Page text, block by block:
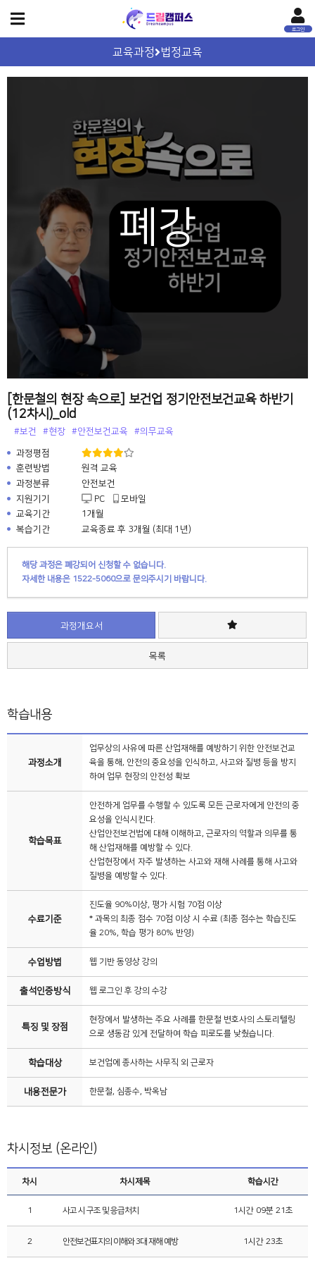
교육과정 법정교육
[한문철의 현장 속으로] 보건업 정기안전보건교육 하반기
(12차시)_old
#보건 #현장 #안전보건교육 #의무교육
과정평점
훈련방법
원격 교육
과정분류
안전보건
지원기기
PC
모바일
교육기간
1개월
복습기간
교육종료 후 3개월 (최대 1년)
해당 과정은 폐강되어 신청할 수 없습니다.
자세한 내용은 1522-5060으로 문의주시기 바랍니다.
과정개요서
목록
학습내용
과정소개
업무상의 사유에 따른 산업재해를 예방하기 위한 안전보건교
육을 통해, 안전의 중요성을 인식하고, 사고와 질병 등을 방지
하여 업무 현장의 안전성 확보
학습목표
안전하게 업무를 수행할 수 있도록 모든 근로자에게 안전의 중
요성을 인식시킨다.
산업안전보건법에 대해 이해하고, 근로자의 역할과 의무를 통
해 산업재해를 예방할 수 있다.
산업현장에서 자주 발생하는 사고와 재해 사례를 통해 사고와
질병을 예방할 수 있다.
수료기준
진도율 90%이상, 평가 시험 70점 이상
* 과목의 최종 점수 70점 이상 시 수료 (최종 점수는 학습진도
율 20%, 학습 평가 80% 반영)
수업방법 웹 기반 동영상 강의
출석인증방식 웹 로그인 후 강의 수강
특징 및 장점
현장에서 발생하는 주요 사례를 한문철 변호사의 스토리텔링
으로 생동감 있게 전달하여 학습 피로도를 낮췄습니다.
학습대상 보건업에 종사하는 사무직 외 근로자
내용전문가 한문철, 심종수, 박옥남
차시정보 (온라인)
차시 차시제목 학습시간
1 사고 시 구조 및 응급처치 1시간 09분 21초
2 안전보건표지의 이해와 3대 재해 예방 1시간 23초